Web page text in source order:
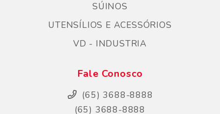
SÚINOS
UTENSÍLIOS E ACESSÓRIOS
VD - INDUSTRIA
Fale Conosco
(65) 3688-8888
(65) 3688-8888